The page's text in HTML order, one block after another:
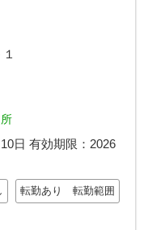
日 有効期限： 2026
転勤あり 転勤範囲